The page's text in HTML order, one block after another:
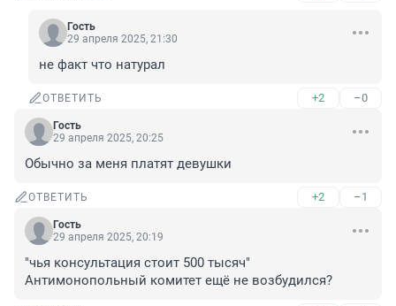
Гость
29 апреля 2025, 21:30
не факт что натурал
ОТВЕТИТЬ +2 –0
Гость
29 апреля 2025, 20:25
Обычно за меня платят девушки
ОТВЕТИТЬ +2 –1
Гость
29 апреля 2025, 20:19
"чья консультация стоит 500 тысяч"
Антимонопольный комитет ещё не возбудился?